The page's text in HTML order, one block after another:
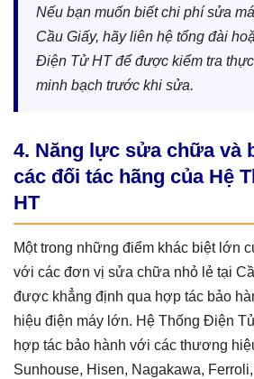
Nếu bạn muốn biết chi phí sửa
Cầu Giấy, hãy liên hệ tổng đài
Điện Tử HT để được kiểm tra
minh bạch trước khi sửa.
4. Năng lực sửa chữa và
các đối tác hãng của Hệ
HT
Một trong những điểm khác biệt lớn
với các đơn vị sửa chữa nhỏ lẻ tại
được khẳng định qua hợp tác bảo
hiệu điện máy lớn. Hệ Thống Điện
hợp tác bảo hành với các thương
Sunhouse, Hisen, Nagakawa,